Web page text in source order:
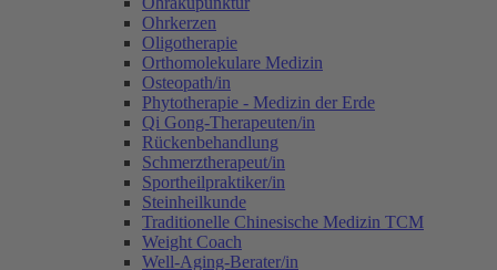
Ohrkerzen
Oligotherapie
Orthomolekulare Medizin
Osteopath/in
Phytotherapie - Medizin der Erde
Qi Gong-Therapeuten/in
Rückenbehandlung
Schmerztherapeut/in
Sportheilpraktiker/in
Steinheilkunde
Traditionelle Chinesische Medizin TCM
Weight Coach
Well-Aging-Berater/in